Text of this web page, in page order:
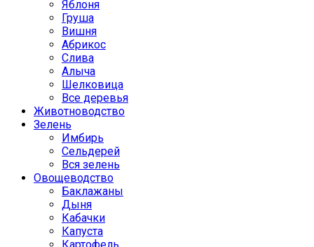
Яблоня
Груша
Вишня
Абрикос
Слива
Алыча
Шелковица
Все деревья
Животноводство
Зелень
Имбирь
Сельдерей
Вся зелень
Овощеводство
Баклажаны
Дыня
Кабачки
Капуста